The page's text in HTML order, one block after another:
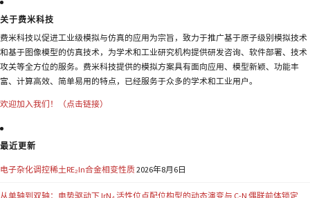
关于费米科技
费米科技以促进工业级模拟与仿真的应用为宗旨，致力于推广基于原子级别模拟技术
和基于图像模型的仿真技术，为学术和工业研究机构提供研发咨询、软件部署、技术
攻关等全方位的服务。费米科技提供的模拟方案具有面向应用、模型新颖、功能丰
富、计算高效、简单易用的特点，已经服务于众多的学术和工业用户。
欢迎加入我们！（点击链接）
最近更新
电子杂化调控稀土RE₂In合金相变性质2026年8月6日
从单轴到双轴：电势驱动下 IrN₄ 活性位点配位构型的动态演变与 C-N 偶联前体锁定